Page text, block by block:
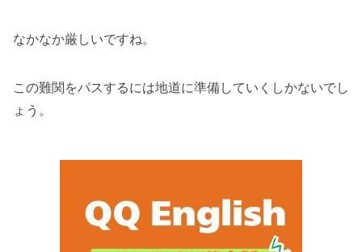
なかなか厳しいですね。
この難関をパスするには地道に準備していくしかないでし
ょう。